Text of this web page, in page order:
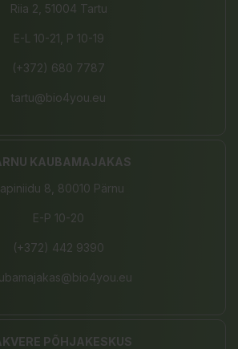
Riia 2, 51004 Tartu
E-L 10-21, P 10-19
(+372) 680 7787
tartu@bio4you.eu
KAUBAMAJAKAS
8, 80010 Pärnu
E-P 10-20
(+372) 442 9390
PÕHJAKESKUS